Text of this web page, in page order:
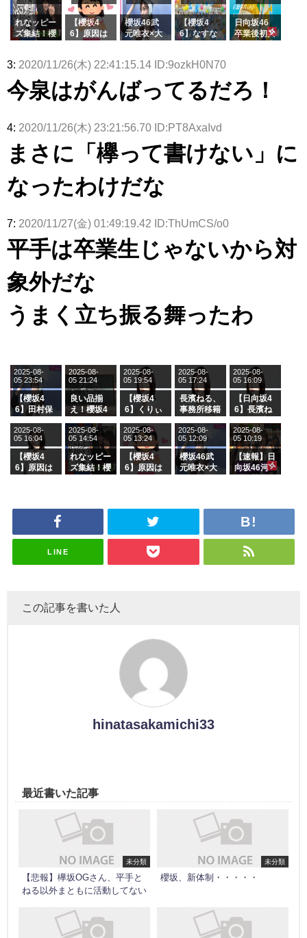
でいた理由
e or Brea
k』オフィ
シャルグッ
ズ絶賛販売
玉に取る大
沼晶保【く
りぃむナン
タラ】
ラーム所属
に。これで
事務所に所
属している
れなッピー
ズ集結！櫻
理子、8/6
「ラヴィッ
ト！」水曜
スタジオ出
【櫻坂4
6】原因は
uddiesを
る...
櫻坂46武
元唯衣×大
カップお姉
【くりぃむ
ナンタラ】
【櫻坂4
6】なすな
2曲目っ
ィット 東
京ドーム公
日向坂46
卒業後初共
んと再会し
た結果･･･
3: 2020/11/26(木) 22:41:15.14 ID:9ozkH0N70
今泉はがんばってるだろ！
4: 2020/11/26(木) 23:21:56.70 ID:PT8AxaIvd
まさに「欅って書けない」に
なったわけだな
7: 2020/11/27(金) 01:49:19.42 ID:ThUmCS/o0
平手は卒業生じゃないから対
象外だな
うまく立ち振る舞ったわ
【櫻坂4
6】田村保
ージを脱い
でいた理由
2025-08-
05 23:54
良い品揃
え！櫻坂4
グル『Mak
e or Brea
k』オフィ
シャルグッ
ズ絶賛販売
2025-08-
05 21:24
【櫻坂4
6】くりぃ
の2人を手
玉に取る大
沼晶保【く
りぃむナン
タラ】
2025-08-
05 19:54
長濱ねる、
事務所移籍
属を発表
2025-08-
05 17:24
【日向坂4
6】長濱ね
ら移籍しフ
ラーム所属
に。これで
事務所に所
属している
がこちら
2025-08-
05 16:09
【櫻坂4
6】原因は
ざわつかせ
2025-08-
05 16:04
れなッピー
ズ集結！櫻
「ラヴィッ
スタジオ出
2025-08-
05 14:54
【櫻坂4
6】原因は
ざわつかせ
2025-08-
05 13:24
櫻坂46武
元唯衣×大
さんに恐怖
ナンタラ】
2025-08-
05 12:09
【速報】日
向坂46河
2025-08-
05 10:19
LINE
この記事を書いた人
hinatasakamichi33
最近書いた記事
未分類
【悲報】欅坂OGさん、平手と
ねる以外まともに活動してない
未分類
櫻坂、新体制・・・・・